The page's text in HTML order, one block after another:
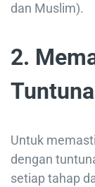
dan Muslim).
2.
Untuk
dengan
setiap tahap